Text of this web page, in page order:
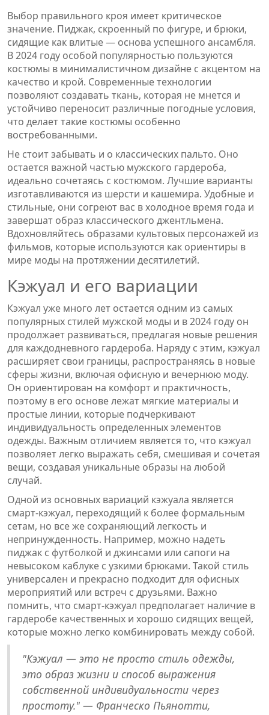
Выбор правильного кроя имеет критическое
значение. Пиджак, скроенный по фигуре, и брюки,
сидящие как влитые — основа успешного ансамбля.
В 2024 году особой популярностью пользуются
костюмы в минималистичном дизайне с акцентом на
качество и крой. Современные технологии
позволяют создавать ткань, которая не мнется и
устойчиво переносит различные погодные условия,
что делает такие костюмы особенно
востребованными.
Не стоит забывать и о классических пальто. Оно
остается важной частью мужского гардероба,
идеально сочетаясь с костюмом. Лучшие варианты
изготавливаются из шерсти и кашемира. Удобные и
стильные, они согреют вас в холодное время года и
завершат образ классического джентльмена.
Вдохновляйтесь образами культовых персонажей из
фильмов, которые используются как ориентиры в
мире моды на протяжении десятилетий.
Кэжуал и его вариации
Кэжуал уже много лет остается одним из самых
популярных стилей мужской моды и в 2024 году он
продолжает развиваться, предлагая новые решения
для каждодневного гардероба. Наряду с этим, кэжуал
расширяет свои границы, распространяясь в новые
сферы жизни, включая офисную и вечернюю моду.
Он ориентирован на комфорт и практичность,
поэтому в его основе лежат мягкие материалы и
простые линии, которые подчеркивают
индивидуальность определенных элементов
одежды. Важным отличием является то, что кэжуал
позволяет легко выражать себя, смешивая и сочетая
вещи, создавая уникальные образы на любой
случай.
Одной из основных вариаций кэжуала является
смарт-кэжуал, переходящий к более формальным
сетам, но все же сохраняющий легкость и
непринужденность. Например, можно надеть
пиджак с футболкой и джинсами или сапоги на
невысоком каблуке с узкими брюками. Такой стиль
универсален и прекрасно подходит для офисных
мероприятий или встреч с друзьями. Важно
помнить, что смарт-кэжуал предполагает наличие в
гардеробе качественных и хорошо сидящих вещей,
которые можно легко комбинировать между собой.
"Кэжуал — это не просто стиль одежды,
это образ жизни и способ выражения
собственной индивидуальности через
простоту." — Франческо Пьянотти,